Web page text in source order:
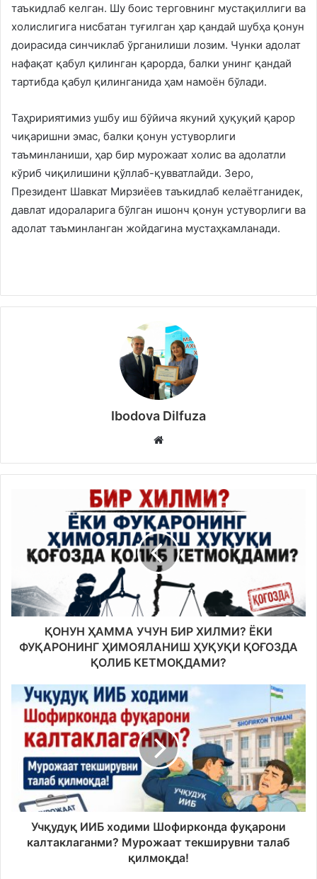
таъкидлаб келган. Шу боис терговнинг мустақиллиги ва
холислигига нисбатан туғилган ҳар қандай шубҳа қонун
доирасида синчиклаб ўрганилиши лозим. Чунки адолат
нафақат қабул қилинган қарорда, балки унинг қандай
тартибда қабул қилинганида ҳам намоён бўлади.
Таҳририятимиз ушбу иш бўйича якуний ҳуқуқий қарор
чиқаришни эмас, балки қонун устуворлиги
таъминланиши, ҳар бир мурожаат холис ва адолатли
кўриб чиқилишини қўллаб-қувватлайди. Зеро,
Президент Шавкат Мирзиёев таъкидлаб келаётганидек,
давлат идораларига бўлган ишонч қонун устуворлиги ва
адолат таъминланган жойдагина мустаҳкамланади.
Ibodova Dilfuza
Website
ҚОНУН ҲАММА УЧУН БИР ХИЛМИ? ЁКИ
ФУҚАРОНИНГ ҲИМОЯЛАНИШ ҲУҚУҚИ ҚОҒОЗДА
ҚОЛИБ КЕТМОҚДАМИ?
Учқудуқ ИИБ ходими Шофирконда фуқарони
калтаклаганми? Мурожаат текширувни талаб
қилмоқда!